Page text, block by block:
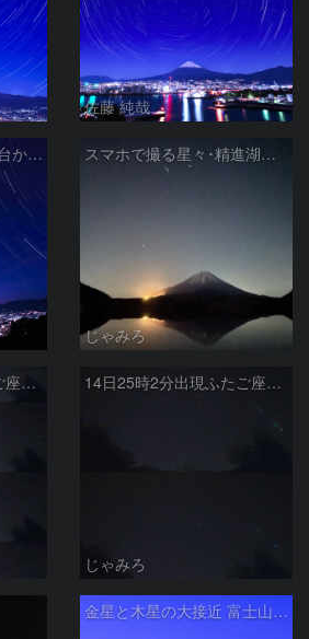
佐藤 純哉
弘法山公園 権現山展望台から富士山夕景と星空 神奈川県秦野市 スマホで撮る星々･精進湖での冬の星座
じゃみろ
14日25時2分出現ふたご座群大流星(全行程) 14日25時2分出現ふたご座群大流星
じゃみろ
金星と木星の大接近 富士山と 朝霧高原で